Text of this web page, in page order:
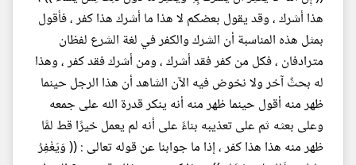
هذا أشرك ، وقد يقول بعضكم لا هذا ما أشرك هذا كفر ، فأقول
بمثل هذه المناسبة أن الشرك والكفر في لغة الشرع لفظان
مترادفان ، فكل من كفر فقد أشرك ، ومن أشرك فقد كفر ، وهذا
له بحثٌ آخر ولا نخوض فيه الآن الشاهد أن هذا الرجل حينما
ظهر منه أقول حينما ظهر منه أنه ينكر قدرة الله على جمعه
وعلى بعثه ثم على تعذيبه بناءً على أنه لم يعمل خيرًا قط لمَّا
ظهر منه هذا هذا كفر ، إذا ما جوابنا عن قوله تعالى : (( وَيَغْفِرُ